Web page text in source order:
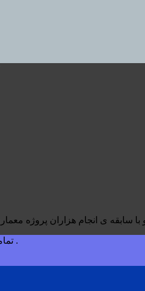
تمامی حقوق سایت نزد پروژه معماری98 محفوظ است .